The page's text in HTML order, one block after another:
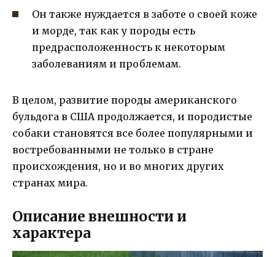
Он также нуждается в заботе о своей коже
и морде, так как у породы есть
предрасположенность к некоторым
заболеваниям и проблемам.
В целом, развитие породы американского
бульдога в США продолжается, и породистые
собаки становятся все более популярными и
востребованными не только в стране
происхождения, но и во многих других
странах мира.
Описание внешности и
характера